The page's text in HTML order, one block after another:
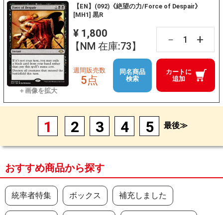
【EN】(092)《絶望の力/Force of Despair》
[MH1] 黒R
¥ 1,800
【NM 在庫:73】
－ +
カートに
追加
週間販売数
5点
同名商品
検索
1 2 3 4 5 最後≫
おすすめ商品から探す
統率者特集 ボックス 補充しました